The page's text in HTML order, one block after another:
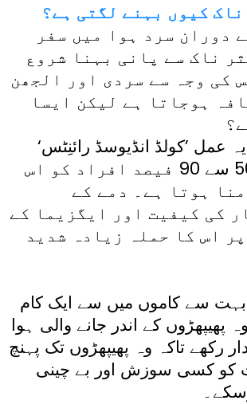
کیوں بہنے لگتی ہے؟
دوران سرد ہوا میں سفر
ناک سے پانی بہنا شروع
کی وجہ سے سردی اور الجھن
ہوجاتا ہے لیکن ایسا
عمل ’کولڈ انڈیوسڈ رائنِٹس‘
کہلاتا ہے اور 50 سے 90 فیصد افراد کو اس
ہوتا ہے۔ دمے کے
کی کیفیت اور ایگزیما کے
اس کا حملہ زیادہ شدید
بہت سے کاموں میں سے ایک کام
پھیپھڑوں کے اندر جانے والی ہوا
رکھے تاکہ وہ پھیپھڑوں تک پہنچ
کو کسی سوزش اور بے چینی